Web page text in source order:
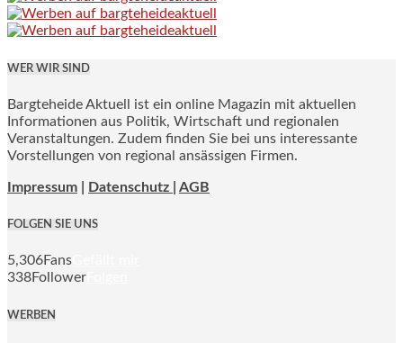
WER WIR SIND
Bargteheide Aktuell ist ein online Magazin mit aktuellen
Informationen aus Politik, Wirtschaft und regionalen
Veranstaltungen. Zudem finden Sie bei uns interessante
Vorstellungen von regional ansässigen Firmen.
Impressum Datenschutz | AGB
FOLGEN SIE UNS
5,306Fans
338Follower
WERBEN